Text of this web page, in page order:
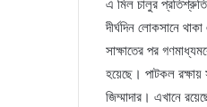
এ মিল চালুর
দীর্ঘদিন লোকসানে
সাক্ষাতের পর
হয়েছে। পাটকল রক্ষায়
জিম্মাদার। এখানে